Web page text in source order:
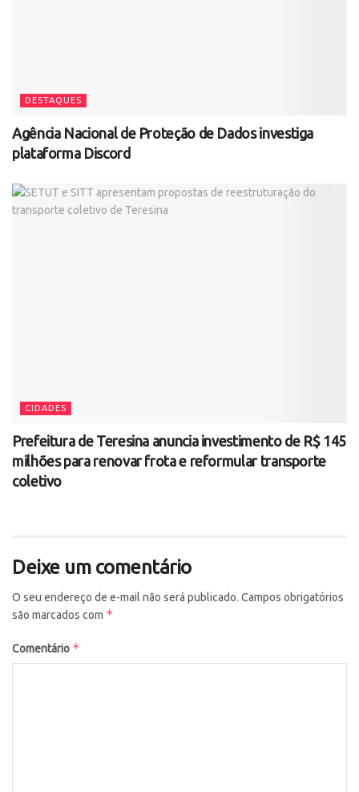
DESTAQUES
Agência Nacional de Proteção de Dados investiga
plataforma Discord
CIDADES
Prefeitura de Teresina anuncia investimento de R$ 145
milhões para renovar frota e reformular transporte
coletivo
Deixe um comentário
O seu endereço de e-mail não será publicado. Campos obrigatórios
são marcados com *
Comentário *